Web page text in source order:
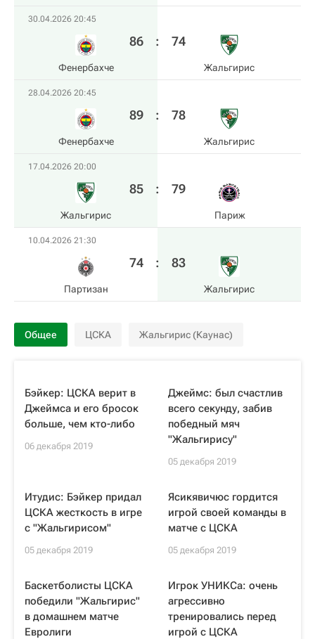
30.04.2026 20:45
Фенербахче
86 : 74
Жальгирис
28.04.2026 20:45
Фенербахче
89 : 78
Жальгирис
17.04.2026 20:00
Жальгирис
85 : 79
Париж
10.04.2026 21:30
Партизан
74 : 83
Жальгирис
Общее ЦСКА Жальгирис (Каунас)
Бэйкер: ЦСКА верит в
Джеймса и его бросок
больше, чем кто-либо
06 декабря 2019
Джеймс: был счастлив
всего секунду, забив
победный мяч
"Жальгирису"
05 декабря 2019
Итудис: Бэйкер придал
ЦСКА жесткость в игре
с "Жальгирисом"
05 декабря 2019
Ясикявичюс гордится
игрой своей команды в
матче с ЦСКА
05 декабря 2019
Баскетболисты ЦСКА
победили "Жальгирис"
в домашнем матче
Евролиги
Игрок УНИКСа: очень
агрессивно
тренировались перед
игрой с ЦСКА